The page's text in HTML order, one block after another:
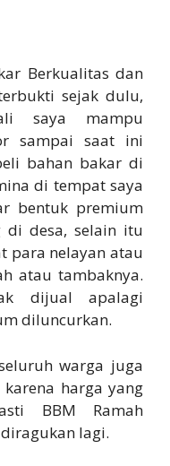
Berkualitas dan
sejak dulu,
saya mampu
sampai saat ini
bahan bakar di
di tempat saya
bentuk premium
di desa, selain itu
para nelayan atau
atau tambaknya.
dijual apalagi
diluncurkan.
warga juga
harga yang
BBM Ramah
lagi.